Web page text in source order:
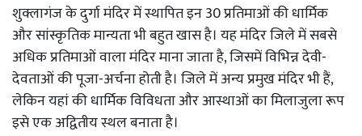
शुक्लागंज के दुर्गा मंदिर में स्थापित इन 30 प्रतिमाओं की धार्मिक
और सांस्कृतिक मान्यता भी बहुत खास है। यह मंदिर जिले में सबसे
अधिक प्रतिमाओं वाला मंदिर माना जाता है, जिसमें विभिन्न देवी-
देवताओं की पूजा-अर्चना होती है। जिले में अन्य प्रमुख मंदिर भी हैं,
लेकिन यहां की धार्मिक विविधता और आस्थाओं का मिलाजुला रूप
इसे एक अद्वितीय स्थल बनाता है।